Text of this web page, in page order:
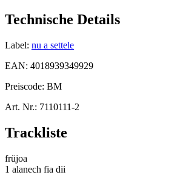
Technische Details
Label: nu a settele
EAN: 4018939349929
Preiscode: BM
Art. Nr.: 7110111-2
Trackliste
früjoa
1 alanech fia dii